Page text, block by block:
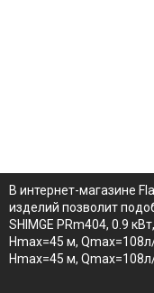
В интернет-магазине
изделий позволит
SHIMGE PRm404, 0.9
Нmax=45 м,
Нmax=45 м,